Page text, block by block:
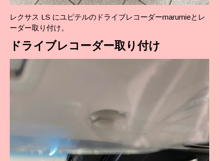
レクサス LS にユピテルのドライブレコーダーmarumieとレ
ーダー取り付け。
ドライブレコーダー取り付け